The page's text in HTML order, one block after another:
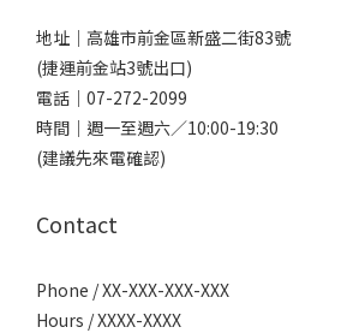
地址｜ 高雄市前金區新盛二街83號
(捷運前金站3號出口)
電話｜ 07-272-2099
時間｜週一至週六／10:00-19:30
(建議先來電確認)
Contact
Phone / XX-XXX-XXX-XXX
Hours / XXXX-XXXX